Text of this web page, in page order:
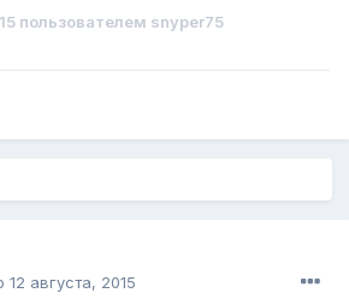
пользователем snyper75
12 августа, 2015